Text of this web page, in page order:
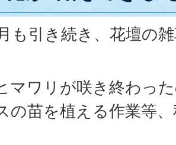
も引き続き、花壇の
ワリが咲き終わっ
の苗を植える作業等